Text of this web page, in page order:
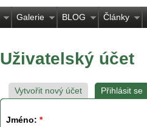
Galerie BLOG Články
Uživatelský účet
Vytvořit nový účet Přihlásit se
Jméno: *